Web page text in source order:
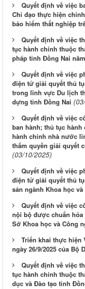
Quyết định về việc
Chỉ đạo thực hiện
bảo hiểm thất nghiệp
Quyết định về việc
tục hành chính thuộc
pháp tỉnh Đồng Nai
Quyết định về việc
điện tử giải quyết thủ
trong lĩnh vực Du lịch
dựng tỉnh Đồng Nai
Quyết định về việc
ban hành; thủ tục
hành chính nhà nước
thẩm quyền giải quyết
(03/10/2025)
Quyết định về việc
điện tử giải quyết thủ
sản ngành Khoa học
Quyết định về việc
nội bộ được chuẩn
Sở Khoa học và Công
Triển khai thực hiện
ngày 26/9/2025 của Bộ
Quyết định về việc
tục hành chính thuộc
dục và Đào tạo tỉnh